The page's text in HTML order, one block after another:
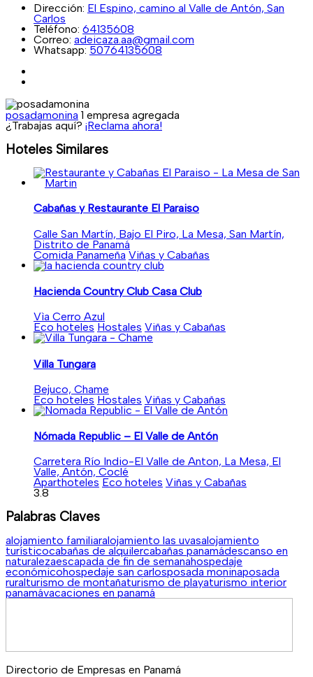
Dirección: El Espino, camino al Valle de Antón, San
Carlos
Teléfono: 64135608
Correo: adeicaza.aa@gmail.com
Whatsapp: 50764135608
posadamonina 1 empresa agregada
¿Trabajas aquí? ¡Reclama ahora!
Hoteles Similares
Cabañas y Restaurante El Paraiso
Calle San Martín, Bajo El Piro, La Mesa, San Martín,
Distrito de Panamá
Comida Panameña Viñas y Cabañas
Hacienda Country Club Casa Club
Vìa Cerro Azul
Eco hoteles Hostales Viñas y Cabañas
Villa Tungara
Bejuco, Chame
Eco hoteles Hostales Viñas y Cabañas
Nómada Republic – El Valle de Antón
Carretera Río Indio-El Valle de Anton, La Mesa, El
Valle, Antón, Coclé
Aparthoteles Eco hoteles Viñas y Cabañas
3.8
Palabras Claves
alojamiento familiaralojamiento las uvasalojamiento
turísticocabañas de alquilercabañas panamádescanso en
naturalezaescapada de fin de semanahospedaje
económicohospedaje san carlosposada moninaposada
ruralturismo de montañaturismo de playaturismo interior
panamávacaciones en panamá
Directorio de Empresas en Panamá